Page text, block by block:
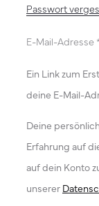
Passwort
E-Mail-Adresse
Ein Link zum
deine E-Mail-
Deine
Erfahrung auf
auf dein Konto
unserer